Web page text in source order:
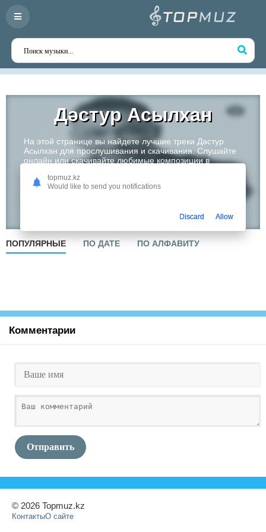
Дəстур Асылхан
На этой странице вы найдете лучшие треки Дəстур
Асылхан для прослушивания и скачивания. Слушайте
онлайн или скачивайте любимые композиции в
одного из самых перспективных артистов Казахстана!
ПОПУЛЯРНЫЕ ПО ДАТЕ ПО АЛФАВИТУ
Комментарии
Отправить
© 2026 Topmuz.kz
КонтактыО сайте
topmuz.kz
Would like to send you notifications
Discard Allow